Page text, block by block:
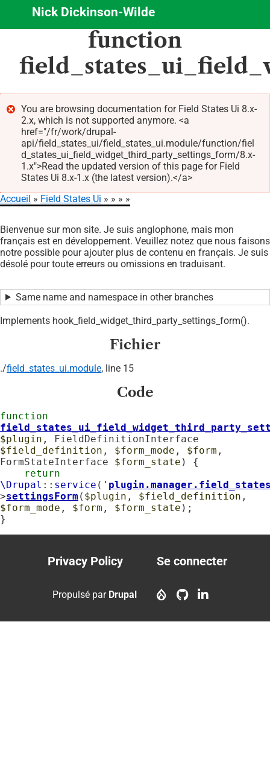
Aller
contenu
principal
Nick Dickinson-Wilde
function
Message
d'erreur
You are browsing documentation for Field States Ui 8.x-
2.x, which is not supported anymore. <a
href="/fr/work/drupal-
api/field_states_ui/field_states_ui.module/function/fiel
d_states_ui_field_widget_third_party_settings_form/8.x-
1.x">Read the updated version of this page for Field
States Ui 8.x-1.x (the latest version).</a>
d'Ariane
Accueil Field States Ui
Bienvenue sur mon site. Je suis anglophone, mais mon
français est en développement. Veuillez notez que nous faisons
notre possible pour ajouter plus de contenu en français. Je suis
désolé pour toute erreurs ou omissions en traduisant.
Same name and namespace in other branches
Implements hook_field_widget_third_party_settings_form().
Fichier
./field_states_ui.module, line 15
Code
function
$plugin
$field_definition , $form_mode , $form ,
FormStateInterface $form_state ) {
return
\Drupal :: service ( '
>settingsForm ( $plugin , $field_definition
$form_mode , $form , $form_state );
}
Footer
menu
Privacy Policy
account
Se connecter
Propulsé par Drupal